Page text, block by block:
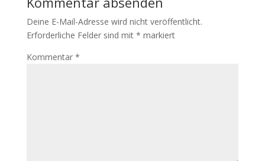
Deine E-Mail-Adresse wird nicht veröffentlicht.
Erforderliche Felder sind mit * markiert
Kommentar *